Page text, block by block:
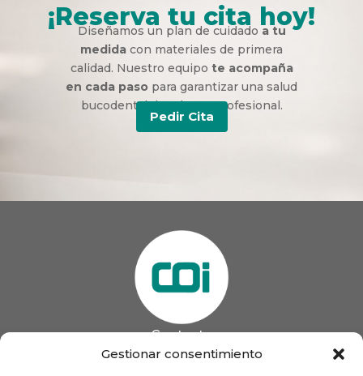
Gestionar consentimiento
¡Reserva tu cita hoy!
Diseñamos un plan de cuidado a tu
medida con materiales de primera
calidad. Nuestro equipo te acompaña
en cada paso para garantizar una salud
bucodental duradera y profesional.
Pedir Cita
Contacto